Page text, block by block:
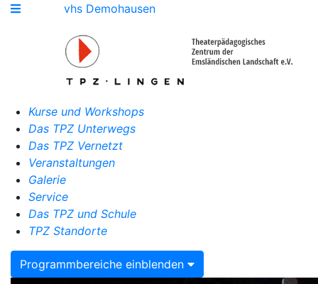
vhs Demohausen
Kurse und Workshops
Das TPZ Unterwegs
Das TPZ Vernetzt
Veranstaltungen
Galerie
Service
Das TPZ und Schule
TPZ Standorte
Programmbereiche einblenden